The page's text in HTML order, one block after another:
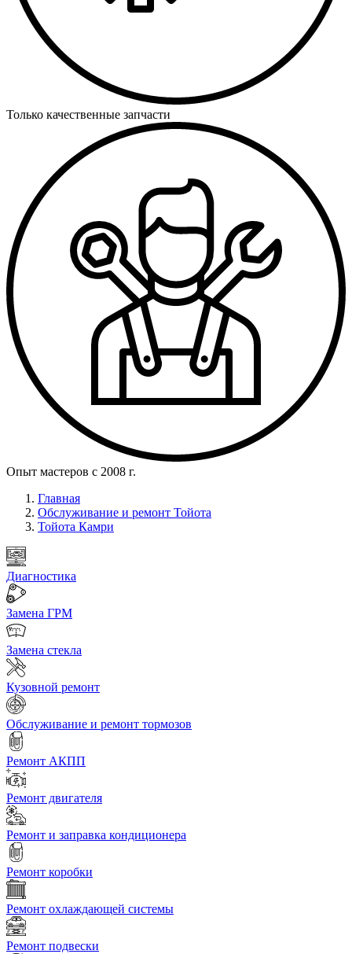
Только качественные запчасти
Опыт мастеров с 2008 г.
Главная
Обслуживание и ремонт Тойота
Тойота Камри
Диагностика
Замена ГРМ
Замена стекла
Кузовной ремонт
Обслуживание и ремонт тормозов
Ремонт АКПП
Ремонт двигателя
Ремонт и заправка кондиционера
Ремонт коробки
Ремонт охлаждающей системы
Ремонт подвески